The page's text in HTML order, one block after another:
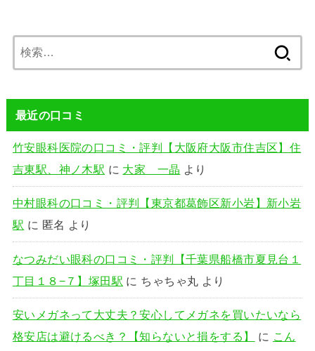
索:
最近の口コミ
竹安眼科医院の口コミ・評判【大阪府大阪市住吉区】住
吉東駅、神ノ木駅 に 大家 一晶 より
中村眼科の口コミ・評判【東京都葛飾区新小岩】新小岩
駅 に 匿名 より
なつみだい眼科の口コミ・評判【千葉県船橋市夏見台１
丁目１８−７】塚田駅 に ちゃちゃ丸 より
安いメガネって大丈夫？安心してメガネを買いたいなら
格安店は避けるべき？【知らないと損をする】
に こん